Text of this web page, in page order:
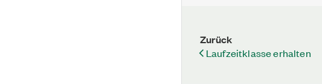
Zurück
Laufzeitklasse erhalten